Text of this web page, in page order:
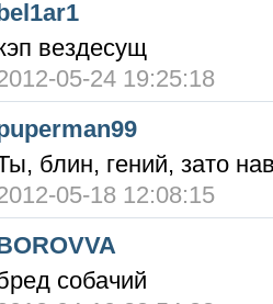
bel1ar1
вездесущ
05-24 19:25:18
блин, гений, зато
05-18 12:08:15
собачий